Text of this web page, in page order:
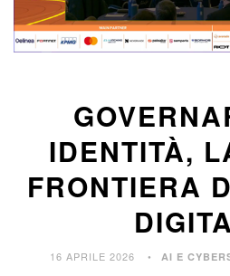
IDENTITÀ,
FRONTIERA
16 APRILE 2026 AI E